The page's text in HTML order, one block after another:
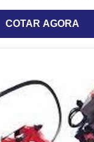
de termofusão
PP. Isso porque
químico,
com uma
DPS, para realizar
no aluguel
para
COTAR AGORA